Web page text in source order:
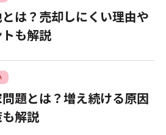
は？売却しにくい理由や
も解説
題とは？増え続ける原因
解説